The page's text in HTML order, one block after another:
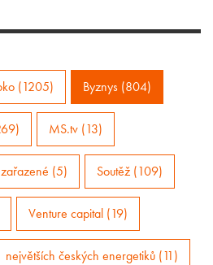
(1205) Byznys (804)
MS.tv (13)
(5) Soutěž (109)
Venture capital (19)
největších českých energetiků (11)